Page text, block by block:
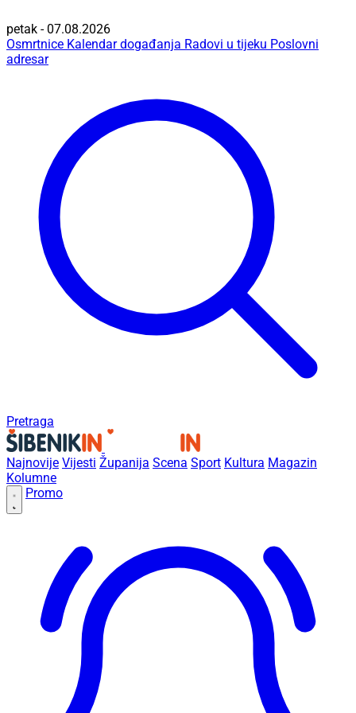
petak - 07.08.2026
Osmrtnice Kalendar događanja Radovi u tijeku Poslovni
adresar
Pretraga
Najnovije Vijesti Županija Scena Sport Kultura Magazin
Kolumne
Promo